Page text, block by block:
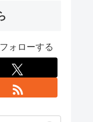
ォローする